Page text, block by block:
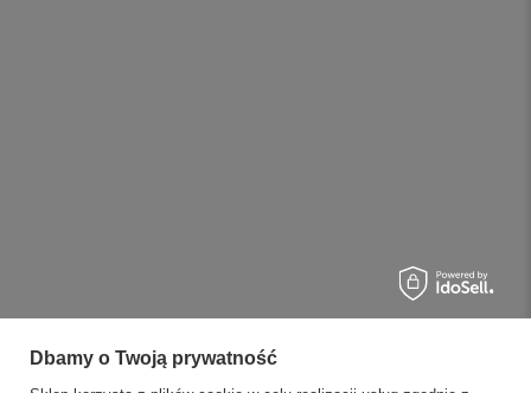
Dbamy o Twoją prywatność